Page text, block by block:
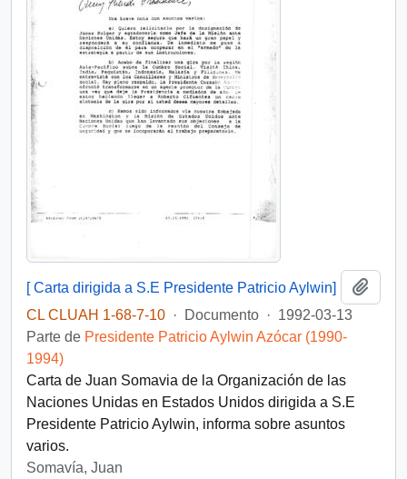
[ Carta dirigida a S.E Presidente Patricio Aylwin]
CL CLUAH 1-68-7-10 · Documento · 1992-03-13
Parte de Presidente Patricio Aylwin Azócar (1990-
1994)
Carta de Juan Somavia de la Organización de las
Naciones Unidas en Estados Unidos dirigida a S.E
Presidente Patricio Aylwin, informa sobre asuntos
varios.
Somavía, Juan